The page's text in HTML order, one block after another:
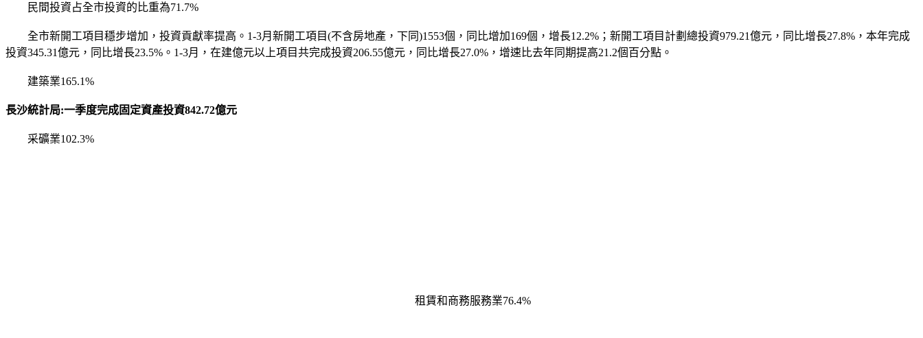
民間投資占全市投資的比重為71.7%
全市新開工項目穩步增加，投資貢獻率提高。1-3月新開工項目(不含房地產，下同)1553個，同比增加169個，增長12.2%；新開工項目計劃總投資979.21億元，同比增長27.8%，本年完成
投資345.31億元，同比增長23.5%。1-3月，在建億元以上項目共完成投資206.55億元，同比增長27.0%，增速比去年同期提高21.2個百分點。
建築業165.1%
長沙統計局:一季度完成固定資產投資842.72億元
采礦業102.3%
租賃和商務服務業76.4%